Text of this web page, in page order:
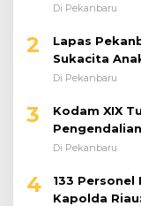
Di Pekanbaru
2
Lapas
Sukacita
Bantuan
Di Pekanbaru
3
Kodam XIX
Doktrin TNI AD
Di Pekanbaru
4
133
Kapolda